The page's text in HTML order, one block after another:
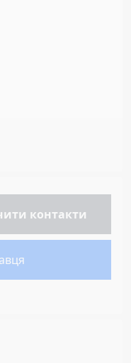
контакти